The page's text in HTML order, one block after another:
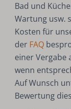
Bad und
Wartung usw.
Kosten für
der FAQ
einer Vergabe
wenn
Auf Wunsch
Bewertung